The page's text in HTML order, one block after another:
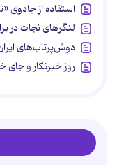
استفاده از
لنگرهای نجات در
دوش‌پرتاب‌های
روز خبرنگار و